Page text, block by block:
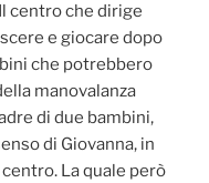
centro che dirige
e giocare dopo
che potrebbero
manovalanza
di due bambini,
di Giovanna, in
La quale però